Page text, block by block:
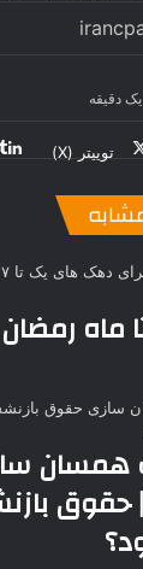
دقیقه
توییتر (X)
ماه
همسان‌
حقوق